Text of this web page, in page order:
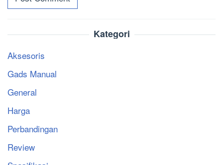
Kategori
Aksesoris
Gads Manual
General
Harga
Perbandingan
Review